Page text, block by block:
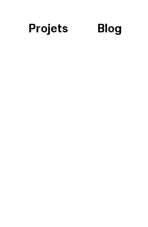
Projets Blog